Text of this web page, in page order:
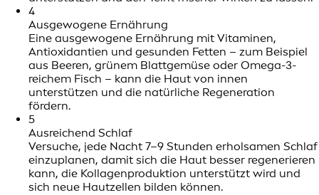
4
Ausgewogene Ernährung
Eine ausgewogene Ernährung mit Vitaminen,
Antioxidantien und gesunden Fetten – zum Beispiel
aus Beeren, grünem Blattgemüse oder Omega-3-
reichem Fisch – kann die Haut von innen
unterstützen und die natürliche Regeneration
fördern.
5
Ausreichend Schlaf
Versuche, jede Nacht 7–9 Stunden erholsamen Schlaf
einzuplanen, damit sich die Haut besser regenerieren
kann, die Kollagenproduktion unterstützt wird und
sich neue Hautzellen bilden können.